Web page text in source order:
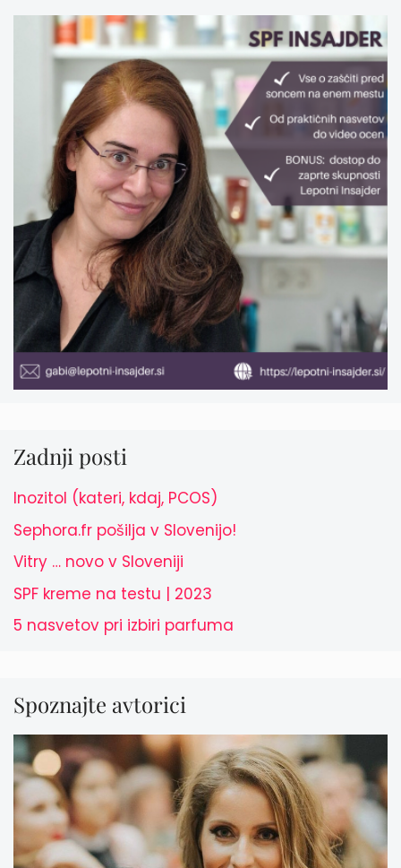
Zadnji posti
Inozitol (kateri, kdaj, PCOS)
Sephora.fr pošilja v Slovenijo!
Vitry … novo v Sloveniji
SPF kreme na testu | 2023
5 nasvetov pri izbiri parfuma
Spoznajte avtorici